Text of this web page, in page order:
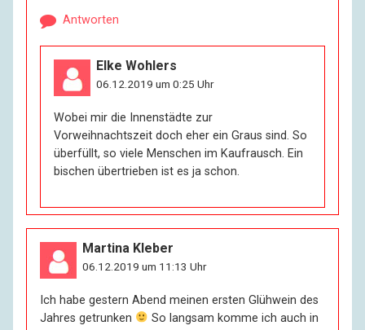
Antworten
Elke Wohlers
06.12.2019 um 0:25 Uhr
Wobei mir die Innenstädte zur
Vorweihnachtszeit doch eher ein Graus sind. So
überfüllt, so viele Menschen im Kaufrausch. Ein
bischen übertrieben ist es ja schon.
Martina Kleber
06.12.2019 um 11:13 Uhr
Ich habe gestern Abend meinen ersten Glühwein des
Jahres getrunken
So langsam komme ich auch in